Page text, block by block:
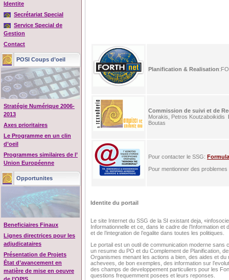
Identite
Secrétariat Special
Service Special de
Gestion
Contact
POSI Coups d’oeil
Stratégie Numérique 2006-
2013
Axes prioritaires
Le Programme en un clin
d’oeil
Programmes similaires de l’
Union Européenne
Opportunites
Beneficiaires Finaux
Lignes directrices pour les
adjudicataires
Présentation de Projets
État d’avancement en
matière de mise en oeuvre
Planification & Realisation
Commission de suivi et de
Morakis, Petros Koutzaboikidis
Boutas
Pour contacter le SSG:
Pour mentionner des
Identite du portail
Le site Internet du SSG de la SI existant deja,
Informationnelle et ce, dans le cadre de l’Information
et de l’integration de l’egalite dans toutes les politiques.
Le portail est un outil de communication moderne
un resume du PO et du Complement de Planification,
Organismes menant les actions a bien, des aides et
achevees, de bon exemples, des information sur
des champs de developpement particuliers pour les
questions frequemment posees et leurs reponses.